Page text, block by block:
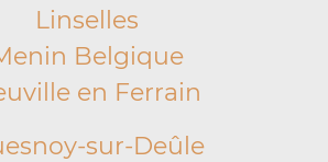
Linselles
Belgique
en Ferrain
sur-Deûle